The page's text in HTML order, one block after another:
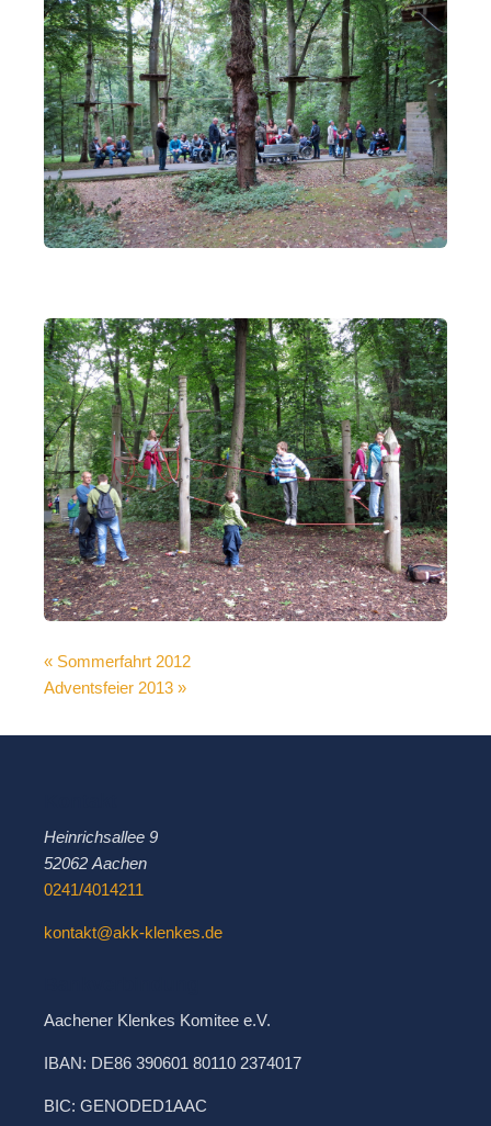
« Sommerfahrt 2012
Adventsfeier 2013 »
Heinrichsallee 9
52062 Aachen
0241/4014211
kontakt@akk-klenkes.de
Aachener Klenkes Komitee e.V.
IBAN: DE86 390601 80110 2374017
BIC: GENODED1AAC